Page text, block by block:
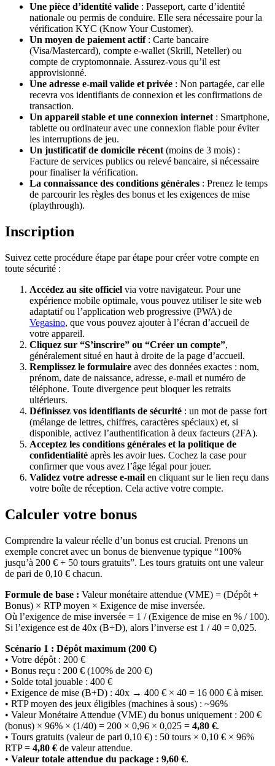
Une pièce d’identité valide : Passeport, carte d’identité
nationale ou permis de conduire. Elle sera nécessaire pour la
vérification KYC (Know Your Customer).
Un moyen de paiement actif: Carte bancaire
(Visa/Mastercard), compte e-wallet (Skrill, Neteller) ou
compte de cryptomonnaie. Assurez-vous qu’il est
approvisionné.
Une adresse e-mail valide et privée : Non partagée, car elle
recevra vos identifiants de connexion et les confirmations de
transaction.
Un appareil stable et une connexion internet : Smartphone,
tablette ou ordinateur avec une connexion fiable pour éviter
les interruptions de jeu.
Un justificatif de domicile récent (moins de 3 mois) :
Facture de services publics ou relevé bancaire, si nécessaire
pour finaliser la vérification.
La connaissance des conditions générales : Prenez le temps
de parcourir les règles des bonus et les exigences de mise
(playthrough).
Inscription
Suivez cette procédure étape par étape pour créer votre compte en
toute sécurité :
Accédez au site officiel via votre navigateur. Pour une
expérience mobile optimale, vous pouvez utiliser le site web
adaptatif ou l’application web progressive (PWA) de
Vegasino, que vous pouvez ajouter à l’écran d’accueil de
votre appareil.
Cliquez sur “S’inscrire” ou “Créer un compte”,
généralement situé en haut à droite de la page d’accueil.
Remplissez le formulaire avec des données exactes : nom,
prénom, date de naissance, adresse, e-mail et numéro de
téléphone. Toute divergence peut bloquer les retraits
ultérieurs.
Définissez vos identifiants de sécurité : un mot de passe fort
(mélange de lettres, chiffres, caractères spéciaux) et, si
disponible, activez l’authentification à deux facteurs (2FA).
Acceptez les conditions générales et la politique de
confidentialité après les avoir lues. Cochez la case pour
confirmer que vous avez l’âge légal pour jouer.
Validez votre adresse e-mail en cliquant sur le lien reçu dans
votre boîte de réception. Cela active votre compte.
Calculer votre bonus
Comprendre la valeur réelle d’un bonus est crucial. Prenons un
exemple concret avec un bonus de bienvenue typique “100%
jusqu’à 200 € + 50 tours gratuits”. Les tours gratuits ont une valeur
de pari de 0,10 € chacun.
Formule de base : Valeur monétaire attendue (VME) = (Dépôt +
Bonus) × RTP moyen × Exigence de mise inversée.
Où l’exigence de mise inversée = 1 / (Exigence de mise en % / 100).
Si l’exigence est de 40x (B+D), alors l’inverse est 1 / 40 = 0,025.
Scénario 1 : Dépôt maximum (200 €)
• Votre dépôt : 200 €
• Bonus reçu : 200 € (100% de 200 €)
• Solde total jouable : 400 €
• Exigence de mise (B+D) : 40x → 400 € × 40 = 16 000 € à miser.
• RTP moyen des jeux éligibles (machines à sous) : ~96%
• Valeur Monétaire Attendue (VME) du bonus uniquement : 200 €
(bonus) × 96% × (1/40) = 200 × 0,96 × 0,025 = 4,80 €.
• Tours gratuits (valeur de pari 0,10 €) : 50 tours × 0,10 € × 96%
RTP = 4,80 € de valeur attendue.
• Valeur totale attendue du package : 9,60 €.